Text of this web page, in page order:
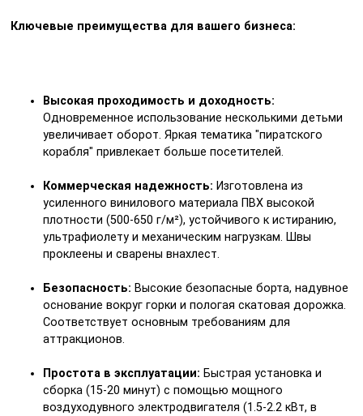
Ключевые преимущества для вашего бизнеса:
Высокая проходимость и доходность:
Одновременное использование несколькими детьми
увеличивает оборот. Яркая тематика "пиратского
корабля" привлекает больше посетителей.
Коммерческая надежность: Изготовлена из
усиленного винилового материала ПВХ высокой
плотности (500-650 г/м²), устойчивого к истиранию,
ультрафиолету и механическим нагрузкам. Швы
проклеены и сварены внахлест.
Безопасность: Высокие безопасные борта, надувное
основание вокруг горки и пологая скатовая дорожка.
Соответствует основным требованиям для
аттракционов.
Простота в эксплуатации: Быстрая установка и
сборка (15-20 минут) с помощью мощного
воздуходувного электродвигателя (1.5-2.2 кВт, в